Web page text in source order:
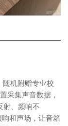
随机附赠专业校
采集声音数据，
射、频响不
和声场，让音箱